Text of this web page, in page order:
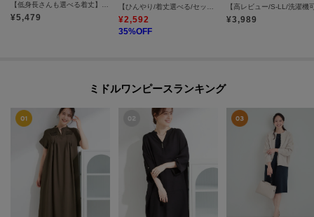
¥5,479 ¥2,592
35%OFF
¥3,989
ミドルワンピースランキング